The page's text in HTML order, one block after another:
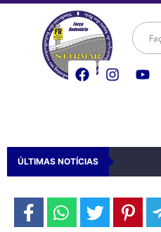
ÚLTIMAS NOTÍCIAS